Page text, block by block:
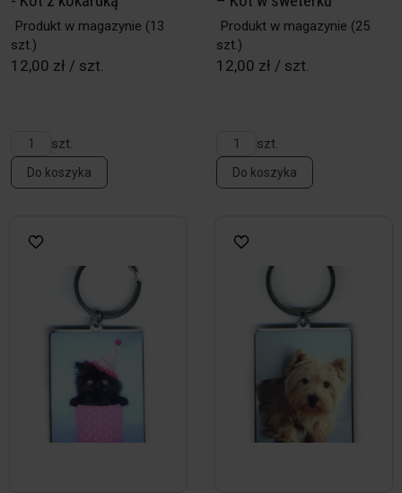
Produkt w magazynie (13
szt.)
12,00 zł / szt.
szt.
Do koszyka
Produkt w magazynie (25
szt.)
12,00 zł / szt.
szt.
Do koszyka